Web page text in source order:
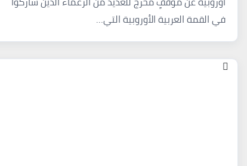
في القمة العربية الأوروبية التي…